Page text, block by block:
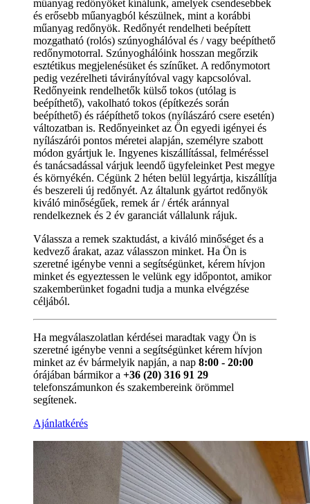
műanyag redőnyöket kínálunk, amelyek csendesebbek
és erősebb műanyagból készülnek, mint a korábbi
műanyag redőnyök. Redőnyét rendelheti beépített
mozgatható (rolós) szúnyoghálóval és / vagy beépíthető
redőnymotorral. Szúnyoghálóink hosszan megőrzik
esztétikus megjelenésüket és színűket. A redőnymotort
pedig vezérelheti távirányítóval vagy kapcsolóval.
Redőnyeink rendelhetők külső tokos (utólag is
beépíthető), vakolható tokos (építkezés során
beépíthető) és ráépíthető tokos (nyílászáró csere esetén)
változatban is. Redőnyeinket az Ön egyedi igényei és
nyílászárói pontos méretei alapján, személyre szabott
módon gyártjuk le. Ingyenes kiszállítással, felméréssel
és tanácsadással várjuk leendő ügyfeleinket Pest megye
és környékén. Cégünk 2 héten belül legyártja, kiszállítja
és beszereli új redőnyét. Az általunk gyártot redőnyök
kiváló minőségűek, remek ár / érték aránnyal
rendelkeznek és 2 év garanciát vállalunk rájuk.
Válassza a remek szaktudást, a kiváló minőséget és a
kedvező árakat, azaz válasszon minket. Ha Ön is
szeretné igénybe venni a segítségünket, kérem hívjon
minket és egyeztessen le velünk egy időpontot, amikor
szakemberünket fogadni tudja a munka elvégzése
céljából.
Ha megválaszolatlan kérdései maradtak vagy Ön is
szeretné igénybe venni a segítségünket kérem hívjon
minket az év bármelyik napján, a nap 8:00 - 20:00
órájában bármikor a +36 (20) 316 91 29
telefonszámunkon és szakembereink örömmel
segítenek.
Ajánlatkérés